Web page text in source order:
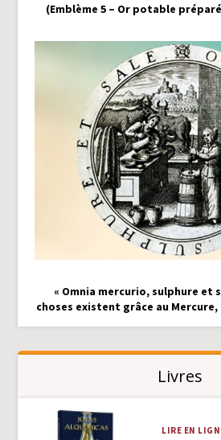
(Emblème 5 – Or potable
« Omnia mercurio, sulphure et
choses existent grâce au Mercure,
Livres
LIRE EN